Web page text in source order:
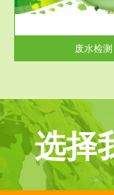
废水检测
废气和无机废气。
包括
选择